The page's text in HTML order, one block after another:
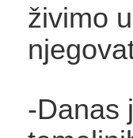
živimo
-Danas